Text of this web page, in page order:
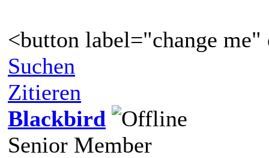
<button label="change
Suchen
Zitieren
Blackbird
Senior Member